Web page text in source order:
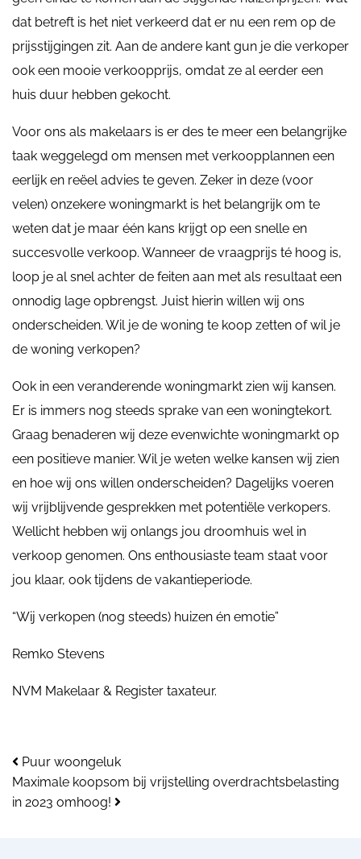
dat betreft is het niet verkeerd dat er nu een rem op de
prijsstijgingen zit. Aan de andere kant gun je die verkoper
ook een mooie verkoopprijs, omdat ze al eerder een
huis duur hebben gekocht.
Voor ons als makelaars is er des te meer een belangrijke
taak weggelegd om mensen met verkoopplannen een
eerlijk en reëel advies te geven. Zeker in deze (voor
velen) onzekere woningmarkt is het belangrijk om te
weten dat je maar één kans krijgt op een snelle en
succesvolle verkoop. Wanneer de vraagprijs té hoog is,
loop je al snel achter de feiten aan met als resultaat een
onnodig lage opbrengst. Juist hierin willen wij ons
onderscheiden. Wil je de woning te koop zetten of wil je
de woning verkopen?
Ook in een veranderende woningmarkt zien wij kansen.
Er is immers nog steeds sprake van een woningtekort.
Graag benaderen wij deze evenwichte woningmarkt op
een positieve manier. Wil je weten welke kansen wij zien
en hoe wij ons willen onderscheiden? Dagelijks voeren
wij vrijblijvende gesprekken met potentiële verkopers.
Wellicht hebben wij onlangs jou droomhuis wel in
verkoop genomen. Ons enthousiaste team staat voor
jou klaar, ook tijdens de vakantieperiode.
“Wij verkopen (nog steeds) huizen én emotie”
Remko Stevens
NVM Makelaar & Register taxateur.
Bericht navigatie
Puur woongeluk
Maximale koopsom bij vrijstelling overdrachtsbelasting
in 2023 omhoog!